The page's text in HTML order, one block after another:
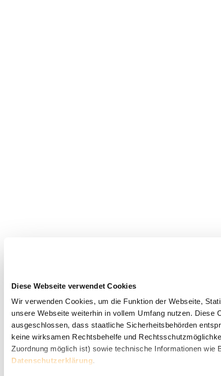
Diese Webseite verwendet Cookies
Wir verwenden Cookies, um die Funktion der Webseite,
unsere Webseite weiterhin in vollem Umfang nutzen.
ausgeschlossen, dass staatliche Sicherheitsbehörden
keine wirksamen Rechtsbehelfe und
Zuordnung möglich ist) sowie technische Informationen
Datenschutzerklärung.